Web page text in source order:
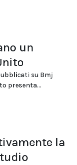
un
su Bmj
presenta...
la